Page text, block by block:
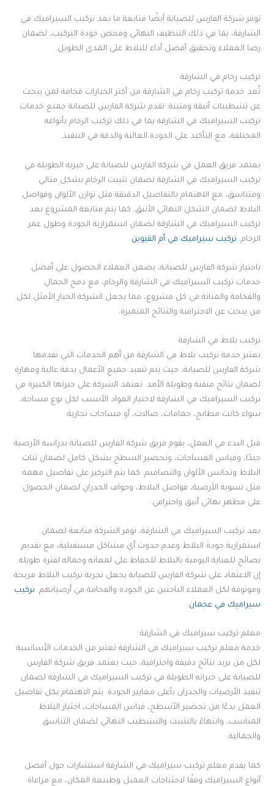
توفر شركة الفارس للصيانة أيضًا متابعة ما بعد تركيب السيراميك في
الشارقة، بما في ذلك التنظيف النهائي وفحص جودة التركيب، لضمان
رضا العملاء وتحقيق أفضل أداء للبلاط على المدى الطويل.
تركيب رخام في الشارقة
تُعد خدمة تركيب رخام في الشارقة من أكثر الخيارات فخامة لمن يبحث
عن تشطيبات أنيقة ومتينة. تقدم شركة الفارس للصيانة جميع خدمات
تركيب السيراميك في الشارقة بما في ذلك تركيب الرخام بأنواعه
المختلفة، مع التأكيد على الجودة العالية والدقة في التنفيذ.
يعتمد فريق العمل في شركة الفارس للصيانة على خبرته الطويلة في
تركيب السيراميك في الشارقة لضمان تثبيت الرخام بشكل مثالي
ومتناسق، مع الاهتمام بالتفاصيل الدقيقة مثل توازن الألوان وفواصل
البلاط لضمان الشكل النهائي الأنيق. كما يتم متابعة المشروع بعد
تركيب السيراميك في الشارقة لضمان استمرارية الجودة وطول عمر
الرخام. تركيب سيراميك في أم القيوين
باختيار شركة الفارس للصيانة، يضمن العملاء الحصول على أفضل
خدمات تركيب السيراميك في الشارقة والرخام، مع دمج الجمال
والفخامة والمتانة في كل مشروع، مما يجعل الشركة الخيار الأمثل لكل
من يبحث عن الاحترافية والنتائج المتميزة.
تركيب بلاط في الشارقة
تعتبر خدمة تركيب بلاط في الشارقة من أهم الخدمات التي تقدمها
شركة الفارس للصيانة، حيث يتم تنفيذ جميع الأعمال بدقة عالية ومهارة
لضمان نتائج متقنة وطويلة الأمد. تعتمد الشركة على خبرتها الكبيرة في
تركيب السيراميك في الشارقة لاختيار المواد الأنسب لكل نوع مساحة،
سواء كانت مطابخ، حمامات، صالات، أو مساحات تجارية.
قبل البدء في العمل، يقوم فريق شركة الفارس للصيانة بدراسة الأرضية
جيدًا، وقياس المساحات، وتحضير السطح بشكل كامل لضمان ثبات
البلاط وتجانس الألوان والتصاميم. كما يتم التركيز على تفاصيل مهمة
مثل تسوية الأرضية، فواصل البلاط، وحواف الجدران لضمان الحصول
على مظهر نهائي أنيق واحترافي.
بعد تركيب السيراميك في الشارقة، توفر الشركة متابعة لضمان
استمرارية جودة البلاط وعدم حدوث أي مشاكل مستقبلية، مع تقديم
نصائح للعناية اليومية بالبلاط للحفاظ على لمعانه وجماله لفترة طويلة.
إن الاعتماد على شركة الفارس للصيانة يجعل تجربة تركيب البلاط مريحة
وموثوقة لكل العملاء الباحثين عن الجودة والفخامة في أرضياتهم. تركيب
سيراميك في عجمان
معلم تركيب سيراميك في الشارقة
خدمة معلم تركيب سيراميك في الشارقة تعتبر من الخدمات الأساسية
لكل من يريد نتائج دقيقة واحترافية، حيث يعتمد فريق شركة الفارس
للصيانة على خبراته الطويلة في تركيب السيراميك في الشارقة لضمان
تنفيذ الأرضيات والجدران بأعلى معايير الجودة. يتم الاهتمام بكل تفاصيل
العمل بدءًا من تحضير الأسطح، قياس المساحات، اختيار البلاط
المناسب، وانتهاءً بالتثبيت والتشطيب النهائي لضمان التناسق
والجمالية.
كما يقدم معلم تركيب سيراميك في الشارقة استشارات حول أفضل
أنواع السيراميك وفقًا لاحتياجات العميل وطبيعة المكان، مع مراعاة